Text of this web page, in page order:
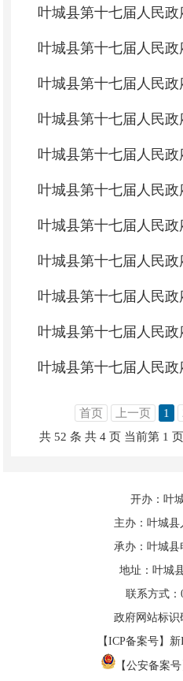
首页 上一页 1
共 52 条 共 4 页 当前第 1 页
开办：叶
主办：叶城
承办：叶城县
地址：叶城
联系方式：
政府网站标识
【ICP备案号】
【公安备案